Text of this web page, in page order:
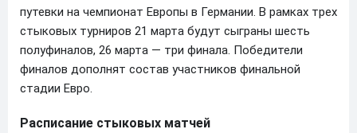
путевки на чемпионат Европы в Германии. В рамках трех
стыковых турниров 21 марта будут сыграны шесть
полуфиналов, 26 марта — три финала. Победители
финалов дополнят состав участников финальной
стадии Евро.
Расписание стыковых матчей